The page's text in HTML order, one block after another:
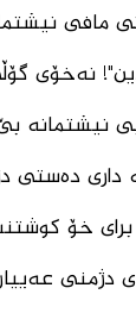
مافی
نەخۆی
نیشتمانە
داری دەستی
برای خۆ
دژمنی